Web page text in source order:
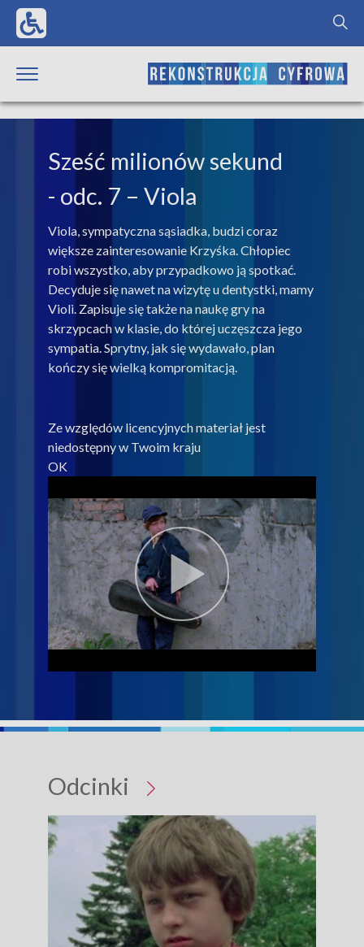
Sześć milionów sekund
- odc. 7 – Viola
Viola, sympatyczna sąsiadka, budzi coraz
większe zainteresowanie Krzyśka. Chłopiec
robi wszystko, aby przypadkowo ją spotkać.
Decyduje się nawet na wizytę u dentystki, mamy
Violi. Zapisuje się także na naukę gry na
skrzypcach w klasie, do której uczęszcza jego
sympatia. Sprytny, jak się wydawało, plan
kończy się wielką kompromitacją.
Ze względów licencyjnych materiał jest
niedostępny w Twoim kraju
OK
Odcinki